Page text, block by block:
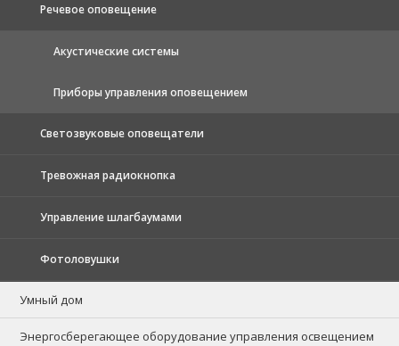
Речевое оповещение
Акустические системы
Приборы управления оповещением
Светозвуковые оповещатели
Тревожная радиокнопка
Управление шлагбаумами
Фотоловушки
Умный дом
Энергосберегающее оборудование управления освещением